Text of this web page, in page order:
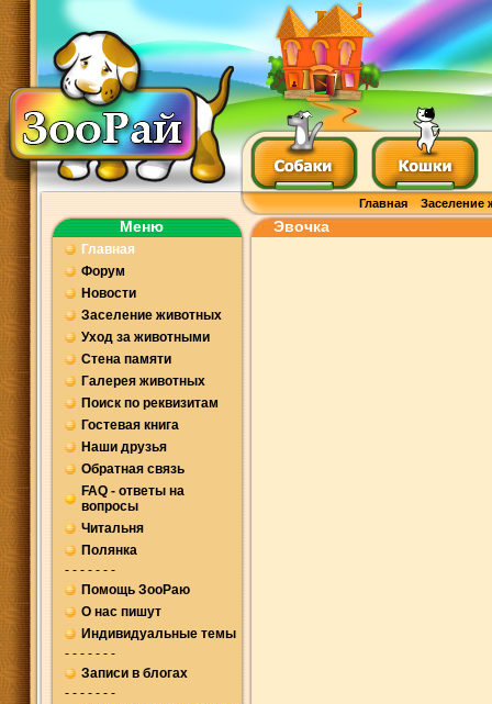
Главная Заселение
Меню
Главная
Форум
Новости
Заселение животных
Уход за животными
Стена памяти
Галерея животных
Поиск по реквизитам
Гостевая книга
Наши друзья
Обратная связь
FAQ - ответы на
вопросы
Читальня
Полянка
- - - - - - -
Помощь ЗооРаю
О нас пишут
Индивидуальные темы
- - - - - - -
Записи в блогах
- - - - - - -
Эвочка